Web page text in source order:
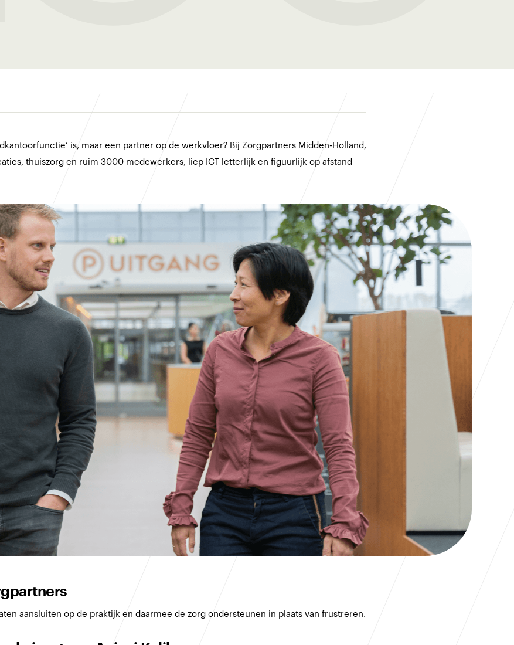
is, maar een partner op de werkvloer? Bij Zorgpartners Midden-Holland,
thuiszorg en ruim 3000 medewerkers, liep ICT letterlijk en figuurlijk op afstand
aansluiten op de praktijk en daarmee de zorg ondersteunen in plaats van frustreren.